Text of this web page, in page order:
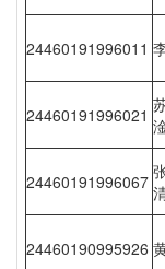
24460191996011
24460191996021
24460191996067
24460190995926